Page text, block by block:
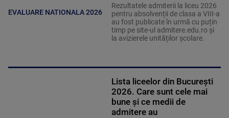
EVALUARE NATIONALA 2026
Rezultatele admiterii la liceu 2026
pentru absolvenții de clasa a VIII-a
au fost publicate în urmă cu puțin
timp pe site-ul admitere.edu.ro și
la avizierele unităților școlare.
Lista liceelor din București
2026. Care sunt cele mai
bune și ce medii de
admitere au